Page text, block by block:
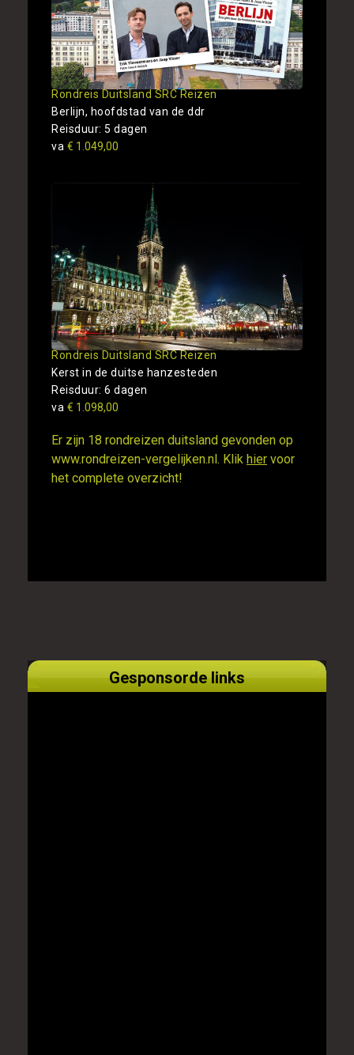
Rondreis Duitsland SRC Reizen
Berlijn, hoofdstad van de ddr
Reisduur: 5 dagen
va € 1.049,00
Rondreis Duitsland SRC Reizen
Kerst in de duitse hanzesteden
Reisduur: 6 dagen
va € 1.098,00
Er zijn 18 rondreizen duitsland gevonden op
www.rondreizen-vergelijken.nl. Klik hier voor
het complete overzicht!
Gesponsorde links